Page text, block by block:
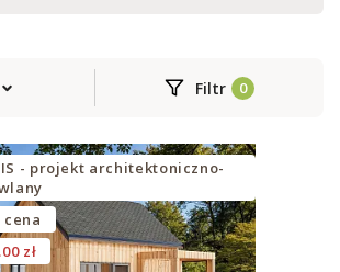
Filtr
- projekt architektoniczno-
cena
zł